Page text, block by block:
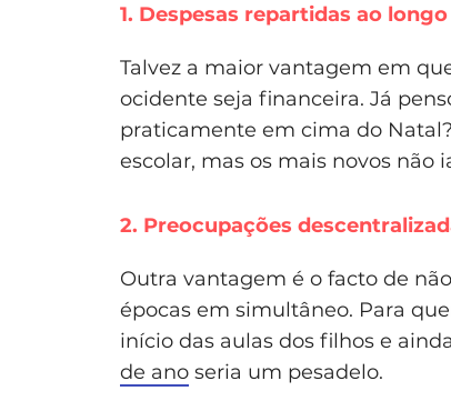
1. Despesas repartidas ao
Talvez a maior vantagem em
ocidente seja financeira. Já
praticamente em cima do
escolar, mas os mais novos não
2. Preocupações
Outra vantagem é o facto de
épocas em simultâneo. Para
início das aulas dos filhos e
de ano seria um pesadelo.